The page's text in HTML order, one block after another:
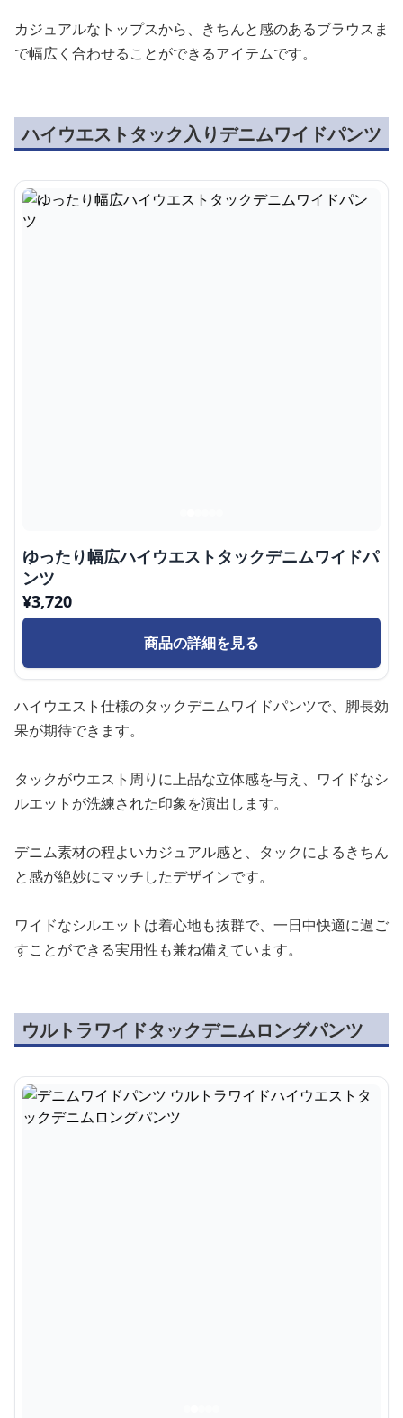
カジュアルなトップスから、きちんと感のあるブラウスま
で幅広く合わせることができるアイテムです。
ハイウエストタック入りデニムワイドパンツ
ゆったり幅広ハイウエストタックデニムワイドパ
ンツ
¥3,720
商品の詳細を見る
ハイウエスト仕様のタックデニムワイドパンツで、脚長効
果が期待できます。
タックがウエスト周りに上品な立体感を与え、ワイドなシ
ルエットが洗練された印象を演出します。
デニム素材の程よいカジュアル感と、タックによるきちん
と感が絶妙にマッチしたデザインです。
ワイドなシルエットは着心地も抜群で、一日中快適に過ご
すことができる実用性も兼ね備えています。
ウルトラワイドタックデニムロングパンツ